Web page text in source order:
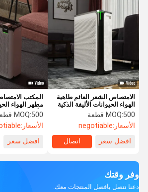
المكتب
مطهر الهواء
الأكسجين
الأليفة
MOQ:500 قطعة
الأسعار:
افضل سعر
الامتصاص الشعر العائم طاهية
الهواء الحيوانات الأليفة الذكية
MOQ:500 قطعة
الأسعار:negotiable
افضل سعر
اتصال
وفر وقتك
دعنا نتصل بأفضل المنتجات معك.